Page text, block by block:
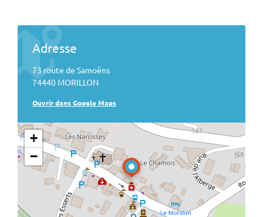
Adresse
73 route de Samoëns
74440 MORILLON
Ouvrir dans Google Maps
+
−